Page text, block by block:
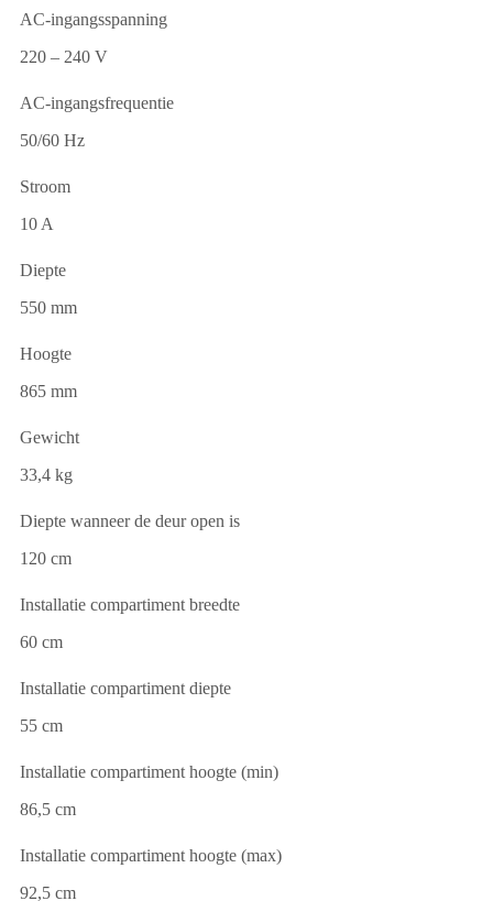
AC-ingangsspanning
220 – 240 V
AC-ingangsfrequentie
50/60 Hz
Stroom
10 A
Diepte
550 mm
Hoogte
865 mm
Gewicht
33,4 kg
Diepte wanneer de deur open is
120 cm
Installatie compartiment breedte
60 cm
Installatie compartiment diepte
55 cm
Installatie compartiment hoogte (min)
86,5 cm
Installatie compartiment hoogte (max)
92,5 cm